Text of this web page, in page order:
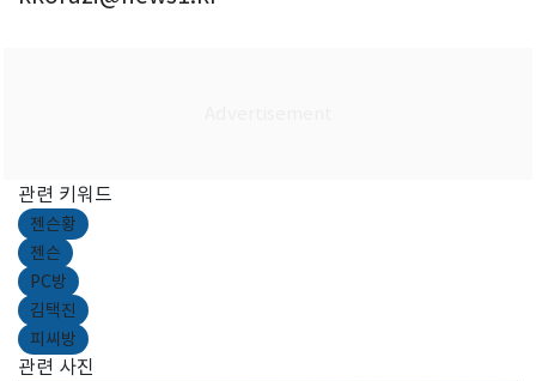
관련 키워드
젠슨황
젠슨
PC방
김택진
피씨방
관련 사진